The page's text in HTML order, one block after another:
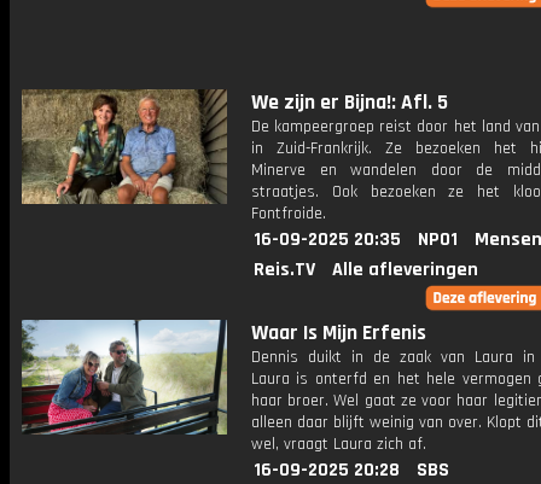
We zijn er Bijna!: Afl. 5
De kampeergroep reist door het land
in Zuid-Frankrijk. Ze bezoeken het
Minerve en wandelen door de
straatjes. Ook bezoeken ze het
Fontfroide.
16-09-2025 20:35 NPO1
Reis.TV
Alle afleveringen
Waar Is Mijn Erfenis
Dennis duikt in de zaak van Laura in
Laura is onterfd en het hele vermogen
haar broer. Wel gaat ze voor haar
alleen daar blijft weinig van over. Klopt
wel, vraagt Laura zich af.
16-09-2025 20:28
SBS